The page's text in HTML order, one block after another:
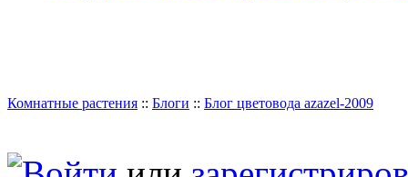
Комнатные растения :: Блоги :: Блог цветовода azazel-2009